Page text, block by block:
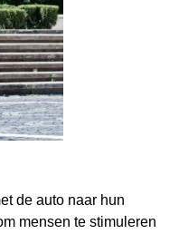
de auto naar hun
mensen te stimuleren